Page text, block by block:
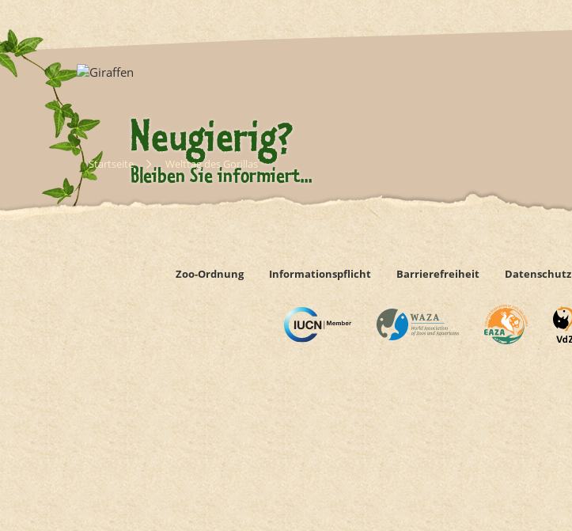
Neugierig?
Bleiben Sie informiert...
Newsletter abonnieren
Startseite Welttag des Gorillas
Zoo-Ordnung Informationspflicht Barrierefreiheit Datenschutz